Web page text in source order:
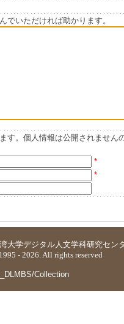
でいただければ助かります。
す。個人情報は公開されません
*
*
大学デジタル人文学科研究セン
- 2026. All rights reserved
Collection